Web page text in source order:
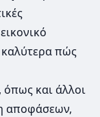
καλύτερα πώς
όπως και άλλοι
αποφάσεων,